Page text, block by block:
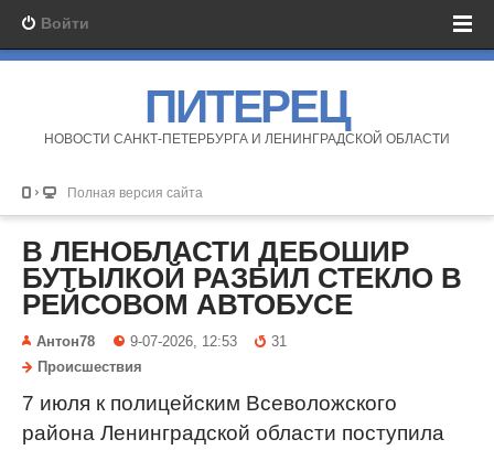
Войти
ПИТЕРЕЦ
НОВОСТИ САНКТ-ПЕТЕРБУРГА И ЛЕНИНГРАДСКОЙ ОБЛАСТИ
Полная версия сайта
В ЛЕНОБЛАСТИ ДЕБОШИР
БУТЫЛКОЙ РАЗБИЛ СТЕКЛО В
РЕЙСОВОМ АВТОБУСЕ
Антон78 9-07-2026, 12:53
31
Происшествия
7 июля к полицейским Всеволожского
района Ленинградской области поступила